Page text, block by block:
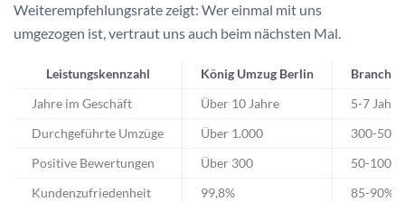
Weiterempfehlungsrate zeigt: Wer einmal mit uns
umgezogen ist, vertraut uns auch beim nächsten Mal.
Leistungskennzahl König Umzug Berlin
Jahre im Geschäft Über 10 Jahre 5-7 Jahre
Durchgeführte Umzüge Über 1.000 300-500
Positive Bewertungen Über 300 50-100
Kundenzufriedenheit 99,8% 85-90%